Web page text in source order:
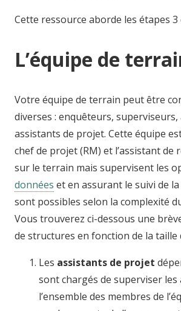
Cette ressource aborde les étapes 3
L’équipe de
Votre équipe de terrain peut être
diverses : enquêteurs,
assistants de projet. Cette équipe
chef de projet (RM) et l’assistant
sur le terrain mais supervisent les
données et en assurant le suivi de
sont possibles selon la complexité
Vous trouverez ci-dessous une
de structures en fonction de la taille
Les assistants de projet
sont chargés de superviser
l’ensemble des membres de